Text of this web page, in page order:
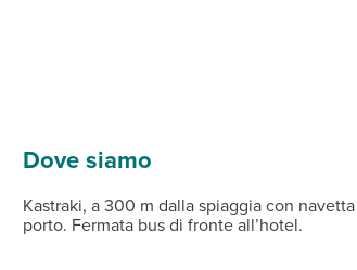
Dove siamo
Kastraki, a 300 m dalla spiaggia con
porto. Fermata bus di fronte all’hotel.
TV, aria condizionata, Wi-Fi
uno presso la piscina.
con idromassaggio, Wi-Fi gratuito nelle aree